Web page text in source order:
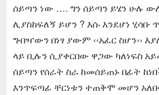
ሰይጣን ነው …. ግን ሰይጣን ይሄን ሁሉ
ሊያስከፍለኝ ይሆን ? እሱ እንደሆነ
ግብዣውን በነፃ ያውም ‹‹አፈር ስሆን››
ላይ ቢሉን ሲያቀርበው ዋጋው ካለነፍስ
ሰይጣን የሰራት ስራ ከመሰይጠኑ በፊት
እንጥፍጣፊ ቸርነቱን ተጠቅሞ መሆን